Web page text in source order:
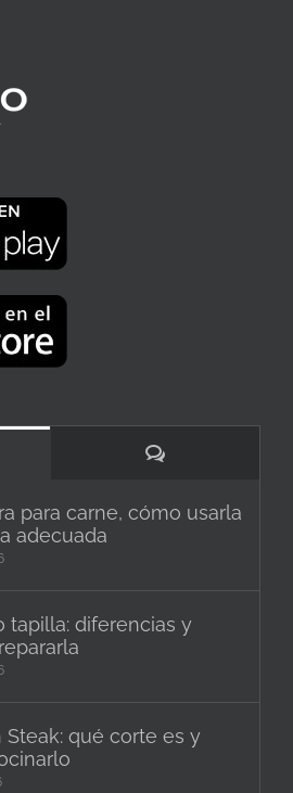
Comentarios
para carne, cómo usarla
adecuada
tapilla: diferencias y
Steak: qué corte es y